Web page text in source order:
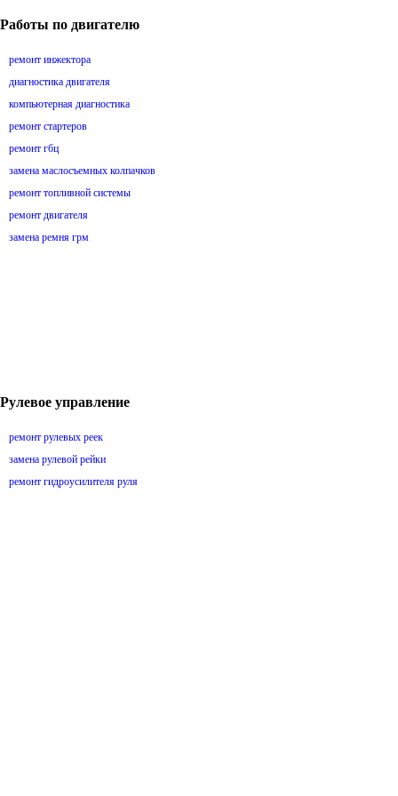
Работы по двигателю
ремонт инжектора
диагностика двигателя
компьютерная диагностика
ремонт стартеров
ремонт гбц
замена маслосъемных колпачков
ремонт топливной системы
ремонт двигателя
замена ремня грм
Рулевое управление
ремонт рулевых реек
замена рулевой рейки
ремонт гидроусилителя руля